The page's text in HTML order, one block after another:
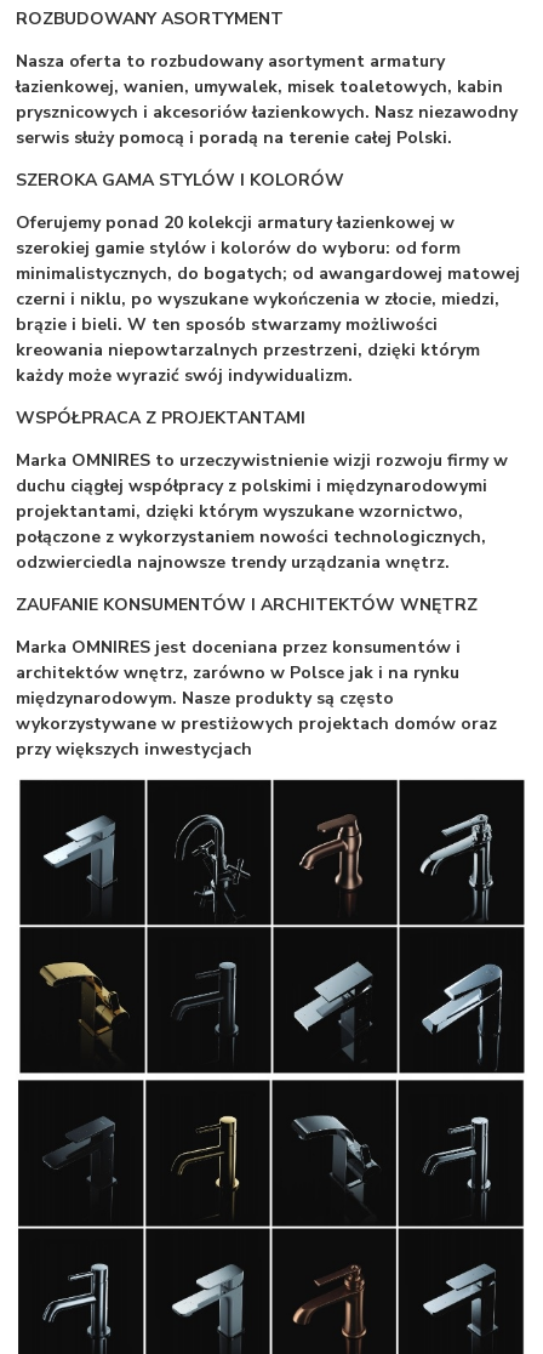
ROZBUDOWANY ASORTYMENT
Nasza oferta to rozbudowany asortyment armatury
łazienkowej, wanien, umywalek, misek toaletowych, kabin
prysznicowych i akcesoriów łazienkowych. Nasz niezawodny
serwis służy pomocą i poradą na terenie całej Polski.
SZEROKA GAMA STYLÓW I KOLORÓW
Oferujemy ponad 20 kolekcji armatury łazienkowej w
szerokiej gamie stylów i kolorów do wyboru: od form
minimalistycznych, do bogatych; od awangardowej matowej
czerni i niklu, po wyszukane wykończenia w złocie, miedzi,
brązie i bieli. W ten sposób stwarzamy możliwości
kreowania niepowtarzalnych przestrzeni, dzięki którym
każdy może wyrazić swój indywidualizm.
WSPÓŁPRACA Z PROJEKTANTAMI
Marka OMNIRES to urzeczywistnienie wizji rozwoju firmy w
duchu ciągłej współpracy z polskimi i międzynarodowymi
projektantami, dzięki którym wyszukane wzornictwo,
połączone z wykorzystaniem nowości technologicznych,
odzwierciedla najnowsze trendy urządzania wnętrz.
ZAUFANIE KONSUMENTÓW I ARCHITEKTÓW WNĘTRZ
Marka OMNIRES jest doceniana przez konsumentów i
architektów wnętrz, zarówno w Polsce jak i na rynku
międzynarodowym. Nasze produkty są często
wykorzystywane w prestiżowych projektach domów oraz
przy większych inwestycjach